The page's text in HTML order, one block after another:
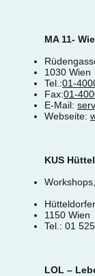
MA 11-
1030 Wien
Tel.:01-
Fax:01-
E-Mail:
Webseite:
KUS
1150 Wien
Tel.: 01
LOL –